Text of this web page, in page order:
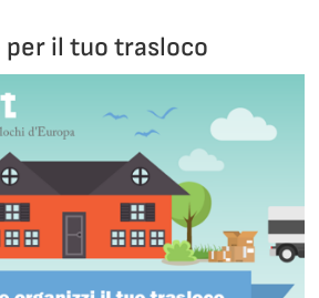
per il tuo trasloco